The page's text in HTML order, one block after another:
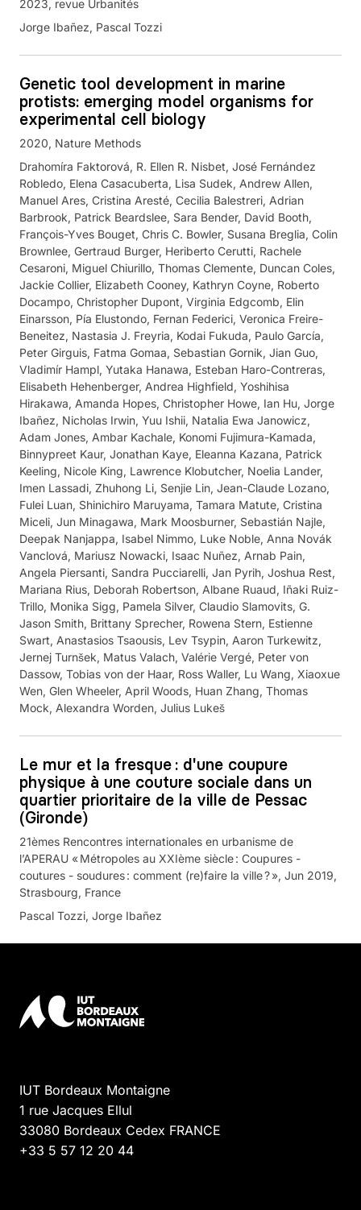
2023 revue Urbanités
Jorge Ibañez, Pascal Tozzi
Genetic tool development in marine
protists: emerging model organisms for
experimental cell biology
2020 Nature Methods
Drahomíra Faktorová, R. Ellen R. Nisbet, José Fernández
Robledo, Elena Casacuberta, Lisa Sudek, Andrew Allen,
Manuel Ares, Cristina Aresté, Cecilia Balestreri, Adrian
Barbrook, Patrick Beardslee, Sara Bender, David Booth,
François-Yves Bouget, Chris C. Bowler, Susana Breglia, Colin
Brownlee, Gertraud Burger, Heriberto Cerutti, Rachele
Cesaroni, Miguel Chiurillo, Thomas Clemente, Duncan Coles,
Jackie Collier, Elizabeth Cooney, Kathryn Coyne, Roberto
Docampo, Christopher Dupont, Virginia Edgcomb, Elin
Einarsson, Pía Elustondo, Fernan Federici, Veronica Freire-
Beneitez, Nastasia J. Freyria, Kodai Fukuda, Paulo García,
Peter Girguis, Fatma Gomaa, Sebastian Gornik, Jian Guo,
Vladimír Hampl, Yutaka Hanawa, Esteban Haro-Contreras,
Elisabeth Hehenberger, Andrea Highfield, Yoshihisa
Hirakawa, Amanda Hopes, Christopher Howe, Ian Hu, Jorge
Ibañez, Nicholas Irwin, Yuu Ishii, Natalia Ewa Janowicz,
Adam Jones, Ambar Kachale, Konomi Fujimura-Kamada,
Binnypreet Kaur, Jonathan Kaye, Eleanna Kazana, Patrick
Keeling, Nicole King, Lawrence Klobutcher, Noelia Lander,
Imen Lassadi, Zhuhong Li, Senjie Lin, Jean-Claude Lozano,
Fulei Luan, Shinichiro Maruyama, Tamara Matute, Cristina
Miceli, Jun Minagawa, Mark Moosburner, Sebastián Najle,
Deepak Nanjappa, Isabel Nimmo, Luke Noble, Anna Novák
Vanclová, Mariusz Nowacki, Isaac Nuñez, Arnab Pain,
Angela Piersanti, Sandra Pucciarelli, Jan Pyrih, Joshua Rest,
Mariana Rius, Deborah Robertson, Albane Ruaud, Iñaki Ruiz-
Trillo, Monika Sigg, Pamela Silver, Claudio Slamovits, G.
Jason Smith, Brittany Sprecher, Rowena Stern, Estienne
Swart, Anastasios Tsaousis, Lev Tsypin, Aaron Turkewitz,
Jernej Turnšek, Matus Valach, Valérie Vergé, Peter von
Dassow, Tobias von der Haar, Ross Waller, Lu Wang, Xiaoxue
Wen, Glen Wheeler, April Woods, Huan Zhang, Thomas
Mock, Alexandra Worden, Julius Lukeš
Le mur et la fresque : d'une coupure
physique à une couture sociale dans un
quartier prioritaire de la ville de Pessac
(Gironde)
21èmes Rencontres internationales en urbanisme de
l’APERAU « Métropoles au XXIème siècle : Coupures -
coutures - soudures : comment (re)faire la ville ? », Jun 2019,
Strasbourg, France
Pascal Tozzi, Jorge Ibañez
IUT Bordeaux Montaigne
1 rue Jacques Ellul
33080 Bordeaux Cedex FRANCE
+33 5 57 12 20 44